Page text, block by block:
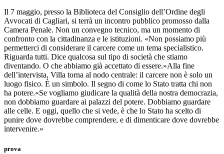
Il 7 maggio, presso la Biblioteca del Consiglio dell’Ordine degli
Avvocati di Cagliari, si terrà un incontro pubblico promosso dalla
Camera Penale. Non un convegno tecnico, ma un momento di
confronto con la cittadinanza e le istituzioni. «Non possiamo più
permetterci di considerare il carcere come un tema specialistico.
Riguarda tutti. Dice qualcosa sul tipo di società che stiamo
diventando. O che abbiamo già accettato di essere.»Alla fine
dell’intervista, Villa torna al nodo centrale: il carcere non è solo un
luogo fisico. È un simbolo. Il segno di come lo Stato tratta chi non
ha potere.«Se vogliamo giudicare la qualità della nostra democrazia,
non dobbiamo guardare ai palazzi del potere. Dobbiamo guardare
alle celle. E oggi, quello che si vede, è che lo Stato ha scelto di
punire dove dovrebbe comprendere, e di dimenticare dove dovrebbe
intervenire.»
prova